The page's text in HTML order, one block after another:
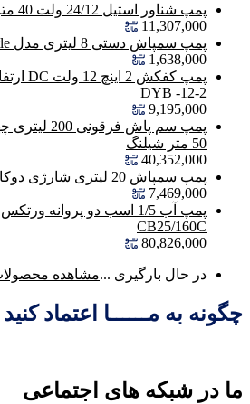
پمپ شناور استیل 24/12 ولت 40 متری 1 اینچ سولار
11,307,000
پمپ سمپاش دستی 8 لیتری مدل wild cattle
1,638,000
DYB -12-2
9,195,000
پمپ سم پاش
50 متر شیلنگ
40,352,000
پمپ سمپاش 20 لیتری شارژی دوکاره لوکا
7,469,000
پمپ آب 1/5 اسب دو پروانه
CB25/160C
80,826,000
در حال بارگیری ...مشاهده
چگونه به مــــــا اعتماد کنید
ما در شبکه های اجتماعی